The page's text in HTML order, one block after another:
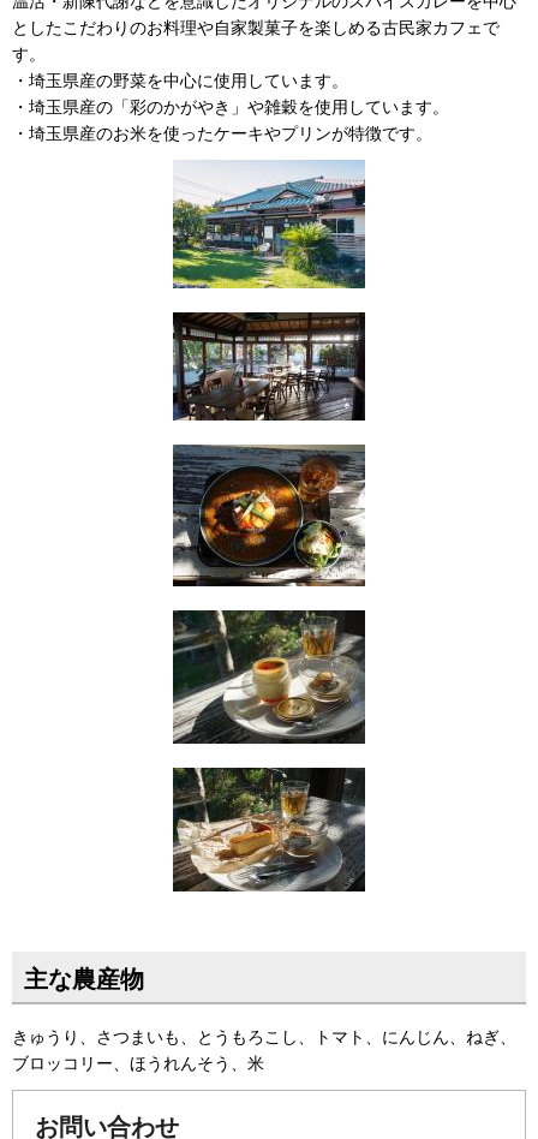
としたこだわりのお料理や自家製菓子を楽しめる古民家カフェで
す。
・埼玉県産の野菜を中心に使用しています。
・埼玉県産の「彩のかがやき」や雑穀を使用しています。
・埼玉県産のお米を使ったケーキやプリンが特徴です。
主な農産物
きゅうり、さつまいも、とうもろこし、トマト、にんじん、ねぎ、
ブロッコリー、ほうれんそう、米
お問い合わせ